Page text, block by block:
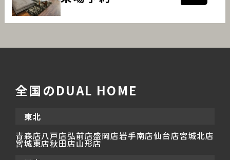
全国のDUAL HOME
東北
青森店八戸店弘前店盛岡店岩手南店仙台店宮城北店
宮城東店秋田店山形店